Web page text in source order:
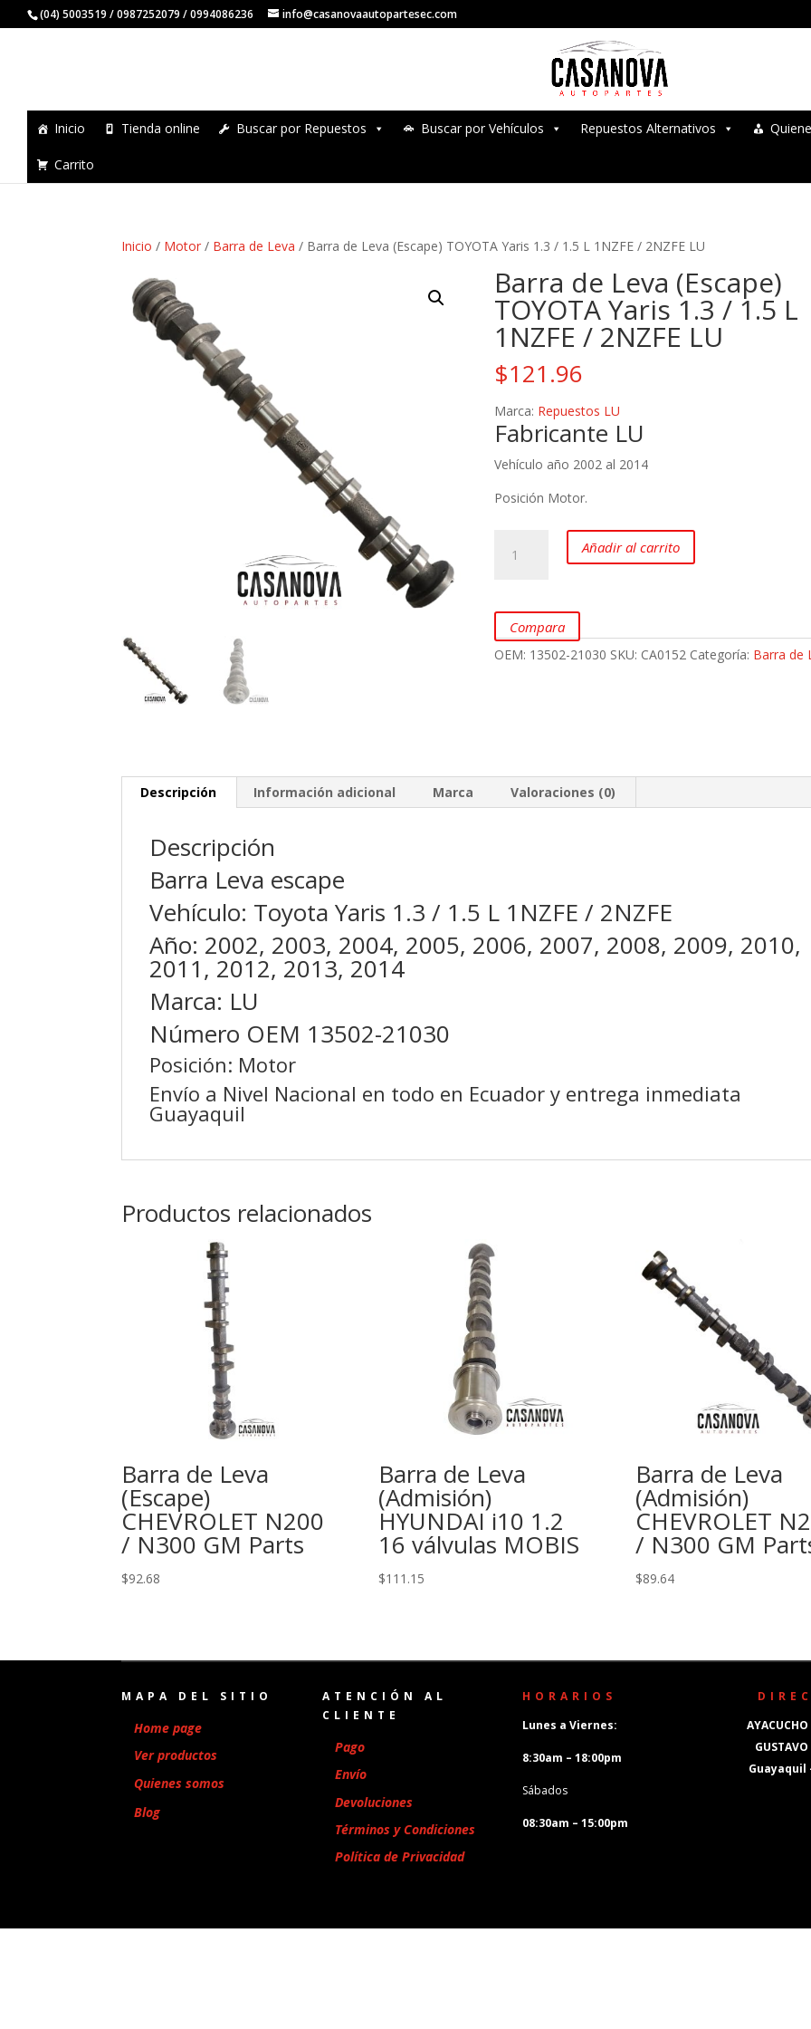
(04) 5003519 / 0987252079 / 0994086236 info@casanovaautopartesec.com
Inicio Tienda online Buscar por Repuestos Buscar por Vehículos Repuestos Alternativos
Carrito
Inicio / Motor / Barra de Leva / Barra de Leva (Escape) TOYOTA Yaris 1.3 / 1.5 L 1NZFE / 2NZFE LU
Barra de Leva (Escape)
TOYOTA Yaris 1.3 / 1.5 L
1NZFE / 2NZFE LU
$121.96
Marca: Repuestos LU
Fabricante LU
Vehículo año 2002 al 2014
Posición Motor.
TOYOTA
Yaris
1.3
2NZFE
LU
Añadir al carrito
Compara
OEM: 13502-21030 SKU: CA0152 Categoría: Barra de
Descripción Información adicional Marca Valoraciones (0)
Descripción
Barra Leva escape
Vehículo: Toyota Yaris 1.3 / 1.5 L 1NZFE / 2NZFE
Año: 2002, 2003, 2004, 2005, 2006, 2007, 2008, 2009, 2010,
2011, 2012, 2013, 2014
Marca: LU
Número OEM 13502-21030
Posición: Motor
Envío a Nivel Nacional en todo en Ecuador y entrega inmediata
Guayaquil
Productos relacionados
Barra de Leva
(Escape)
CHEVROLET N200
/ N300 GM Parts
$92.68
Barra de Leva
(Admisión)
HYUNDAI i10 1.2
16 válvulas MOBIS
$111.15
Barra de Leva
(Admisión)
CHEVROLET
/ N300 GM
$89.64
MAPA DEL SITIO
Home page
Ver productos
Quienes somos
Blog
ATENCIÓN AL
CLIENTE
Pago
Envío
Devoluciones
Términos y Condiciones
Política de Privacidad
HORARIOS
Lunes a Viernes:
8:30am – 18:00pm
Sábados
08:30am – 15:00pm
Guayaquil